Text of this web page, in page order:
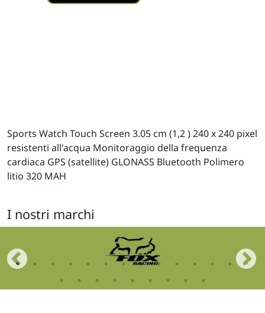
Sports Watch Touch Screen 3.05 cm (1,2 ) 240 x 240 pixel
resistenti all'acqua Monitoraggio della frequenza
cardiaca GPS (satellite) GLONASS Bluetooth Polimero
litio 320 MAH
I nostri marchi